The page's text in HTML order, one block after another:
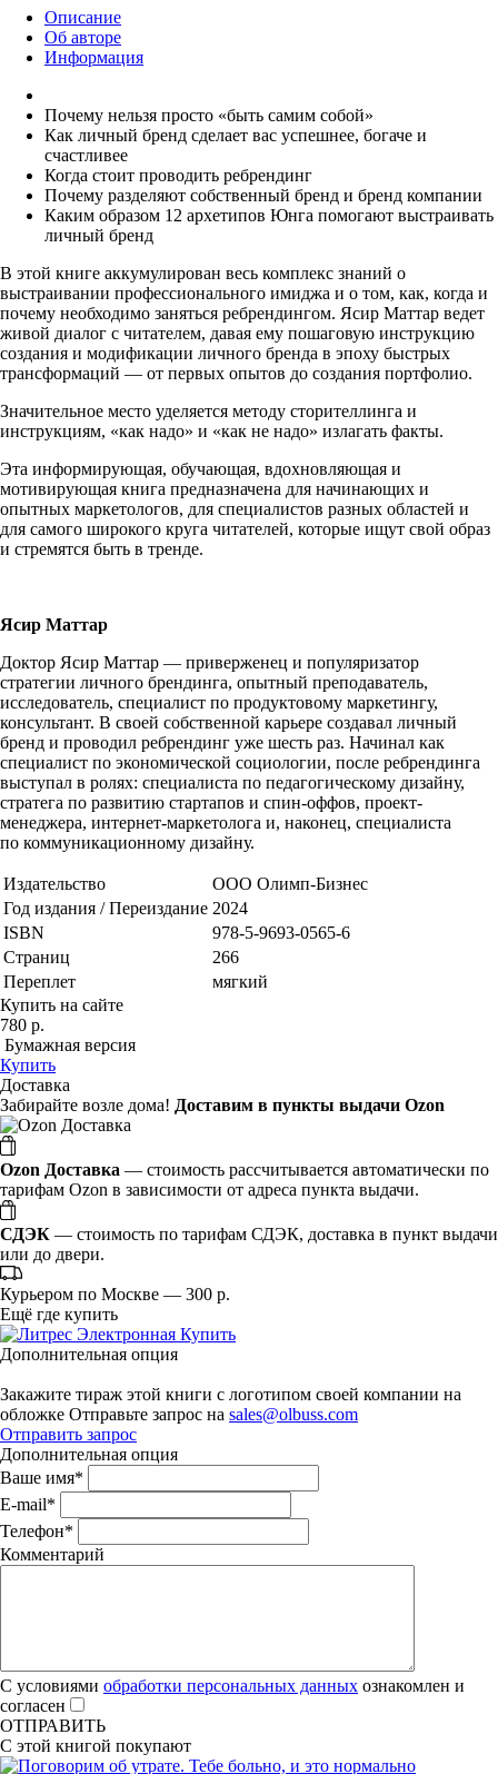
Описание
Об авторе
Информация
Почему нельзя просто «быть самим собой»
Как личный бренд сделает вас успешнее, богаче и
счастливее
Когда стоит проводить ребрендинг
Почему разделяют собственный бренд и бренд компании
Каким образом 12 архетипов Юнга помогают выстраивать
личный бренд
В этой книге аккумулирован весь комплекс знаний о
выстраивании профессионального имиджа и о том, как, когда и
почему необходимо заняться ребрендингом. Ясир Маттар ведет
живой диалог с читателем, давая ему пошаговую инструкцию
создания и модификации личного бренда в эпоху быстрых
трансформаций — от первых опытов до создания портфолио.
Значительное место уделяется методу сторителлинга и
инструкциям, «как надо» и «как не надо» излагать факты.
Эта информирующая, обучающая, вдохновляющая и
мотивирующая книга предназначена для начинающих и
опытных маркетологов, для специалистов разных областей и
для самого широкого круга читателей, которые ищут свой образ
и стремятся быть в тренде.
Ясир Маттар
Доктор Ясир Маттар — приверженец и популяризатор
стратегии личного брендинга, опытный преподаватель,
исследователь, специалист по продуктовому маркетингу,
консультант. В своей собственной карьере создавал личный
бренд и проводил ребрендинг уже шесть раз. Начинал как
специалист по экономической социологии, после ребрендинга
выступал в ролях: специалиста по педагогическому дизайну,
стратега по развитию стартапов и спин-оффов, проект-
менеджера, интернет-маркетолога и, наконец, специалиста
по коммуникационному дизайну.
Издательство
ООО Олимп-Бизнес
Год издания / Переиздание 2024
ISBN
978-5-9693-0565-6
Страниц
266
Переплет
мягкий
Купить на сайте
780 р.
Бумажная версия
Купить
Доставка
Забирайте возле дома! Доставим в пункты выдачи Ozon
Ozon Доставка — стоимость рассчитывается автоматически по
тарифам Ozon в зависимости от адреса пункта выдачи.
СДЭК — стоимость по тарифам СДЭК, доставка в пункт выдачи
или до двери.
Курьером по Москве — 300 р.
Ещё где купить
Электронная Купить
Дополнительная опция
Закажите тираж этой книги с логотипом своей компании на
обложке Отправьте запрос на sales@olbuss.com
Отправить запрос
Дополнительная опция
Ваше имя*
E-mail*
Телефон*
Комментарий
С условиями обработки персональных данных ознакомлен и
согласен
ОТПРАВИТЬ
С этой книгой покупают